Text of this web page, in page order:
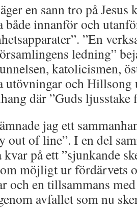
en sann tro på
både innanför och
”En
ledning”
katolicismen,
utövningar och Hillsong
där ”Guds ljusstake
jag ett
out of line”. I en del
kvar på ett ”sjunkande
möjligt ur fördärvets
och en tillsammans
avfallet som nu